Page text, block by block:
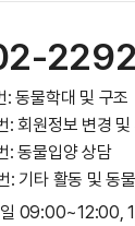
: 동물학대 및 구조
: 회원정보 변경 및
: 동물입양 상담
: 기타 활동 및 동
09:00~12:00,